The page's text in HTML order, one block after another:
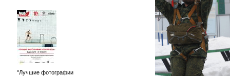
"Лучшие фотографии